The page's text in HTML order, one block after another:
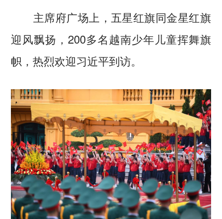
主席府广场上，五星红旗同金星红旗
迎风飘扬，200多名越南少年儿童挥舞旗
帜，热烈欢迎习近平到访。